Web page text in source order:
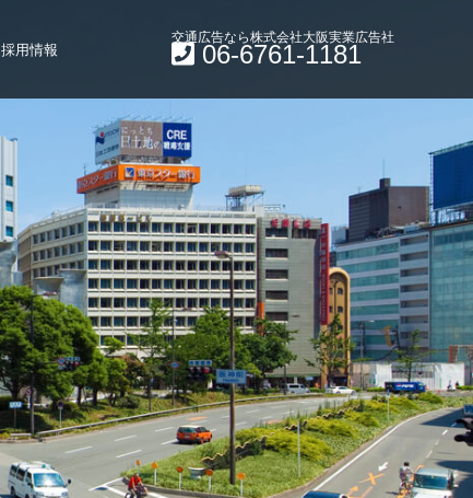
採用情報
交通広告なら株式会社大阪実業広告社
06-6761-1181